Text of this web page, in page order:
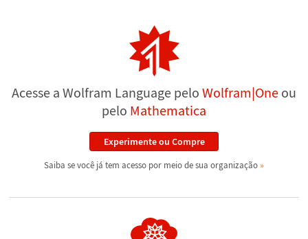
Acesse a Wolfram Language pelo Wolfram|One ou
pelo Mathematica
Experimente ou Compre
Saiba se você já tem acesso por meio de sua organização